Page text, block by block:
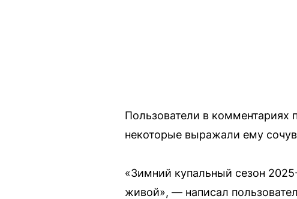
Пользователи в
некоторые выражали ему
«Зимний купальный сезон
живой», — написал